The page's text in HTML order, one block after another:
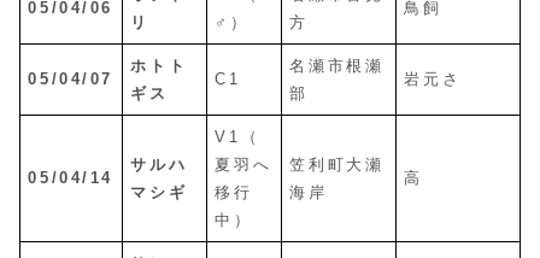
05/04/06
リ
♂）
方
鳥飼
05/04/07
ホトト
ギス
C1
名瀬市根瀬
部
岩元さ
05/04/14
サルハ
マシギ
V1（
夏羽へ
移行
中）
笠利町大瀬
海岸
高